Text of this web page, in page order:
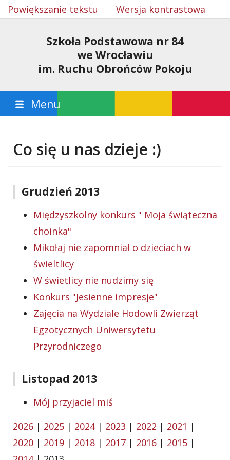
Powiększanie tekstu Wersja kontrastowa
Szkoła Podstawowa nr 84
we Wrocławiu
im. Ruchu Obrońców Pokoju
Menu
Co się u nas dzieje :)
Grudzień 2013
Międzyszkolny konkurs " Moja świąteczna
choinka"
Mikołaj nie zapomniał o dzieciach w
świeltlicy
W świetlicy nie nudzimy się
Konkurs "Jesienne impresje"
Zajęcia na Wydziale Hodowli Zwierząt
Egzotycznych Uniwersytetu
Przyrodniczego
Listopad 2013
Mój przyjaciel miś
2026 | 2025 | 2024| 2023 | 2022 | 2021 |
2020 | 2019 | 2018 | 2017 | 2016 | 2015 |